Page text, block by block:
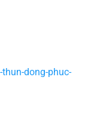
dong-phuc-